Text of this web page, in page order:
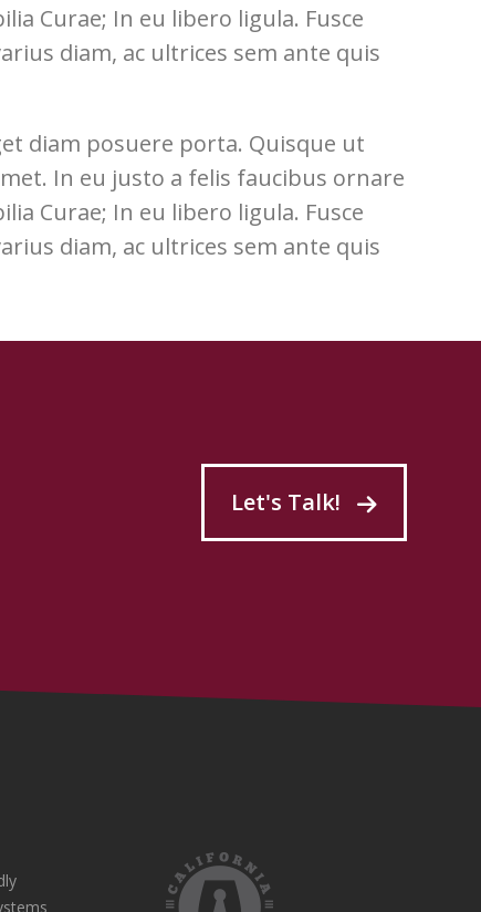
Curae; In eu libero ligula. Fusce
diam, ac ultrices sem ante quis
diam posuere porta. Quisque ut
In eu justo a felis faucibus ornare
Curae; In eu libero ligula. Fusce
diam, ac ultrices sem ante quis
Let's Talk!